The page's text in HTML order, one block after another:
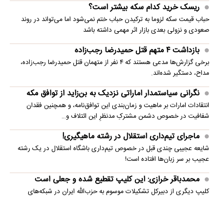
ریسک خرید کدام سکه بیشتر است؟
حباب قیمت سکه لزوما به ترکیدن حباب ختم نمی‌شود اما می‌تواند در روند
صعودی و نزولی بعدی بازار اثر مهمی داشته باشد
بازداشت ۴ متهم قتل حمیدرضا رجب‌زاده
برخی گزارش‌ها مدعی هستند که ۴ نفر از متهمان قتل حمیدرضا رجب‌زاده،
مداح، دستگیر شده‌اند.
نگرانی سیاستمدار اماراتی نزدیک به بن‌زاید از توافق مکه
انتقادات امارات بر ماهیت و زمان‌بندی این توافق‌نامه، و همچنین فقدان
شفافیت در خصوص دشمن مشترکِ مدنظرِ این ائتلاف و…
ماجرای تیم‌داری استقلال در رشته ماهیگیری!
شایعه عجیبی چندی قبل در خصوص تیم‌داری باشگاه استقلال در یک رشته
عجیب بر سر زبان‌ها افتاده است!
محمدباقر خرازی: این کلیپ تقطیع شده و جعلی است
کلیپ دیگری از دبیرکل تشکیلات موسوم به حزب‌الله ایران در شبکه‌های